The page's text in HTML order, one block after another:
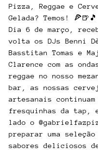
Pizza, Reggae e
Gelada? Temos! 🍕🍺🎵
Dia 6 de março,
volta os DJs Benni
Basstitan Tomas e
Clarence com as
reggae no nosso
bar, as nossas
artesanais
fresquinhas da tap,
lado o
preparar uma seleção
sabores deliciosos